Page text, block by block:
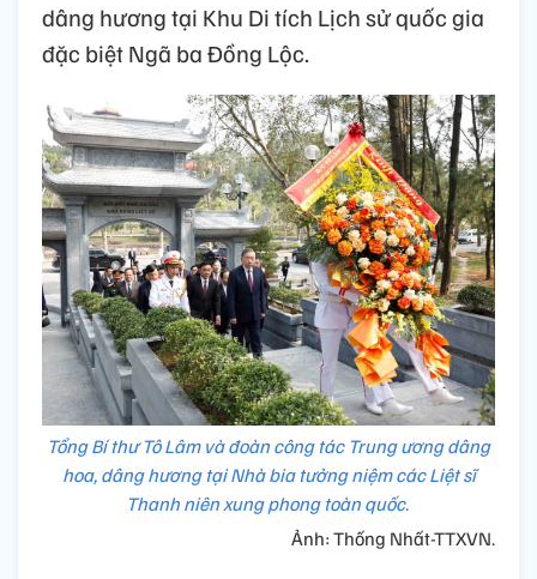
dâng hương tại Khu Di tích Lịch sử quốc gia
đặc biệt Ngã ba Đồng Lộc.
Tổng Bí thư Tô Lâm và đoàn công tác Trung ương dâng
hoa, dâng hương tại Nhà bia tưởng niệm các Liệt sĩ
Thanh niên xung phong toàn quốc.
Ảnh: Thống Nhất-TTXVN.